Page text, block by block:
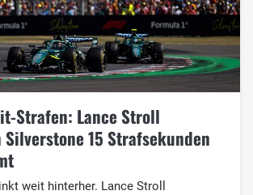
Strafen: Lance Stroll
15 Strafsekunden
weit hinterher. Lance Stroll